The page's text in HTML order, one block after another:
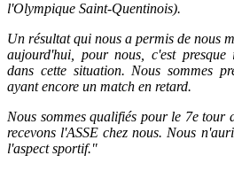
l'Olympique Saint-Quentinois).
Un résultat qui nous a permis de nous
aujourd'hui, pour nous, c'est presque
dans cette situation. Nous sommes
ayant encore un match en retard.
Nous sommes qualifiés pour le 7e tour
recevons l'ASSE chez nous. Nous
l'aspect sportif."